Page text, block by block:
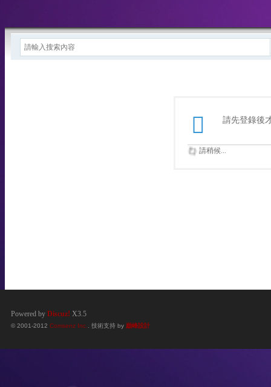
請先登錄後
請稍候...
Powered by Discuz! X3.5
© 2001-2012 Comsenz Inc. . 技術支持 by 巔峰設計